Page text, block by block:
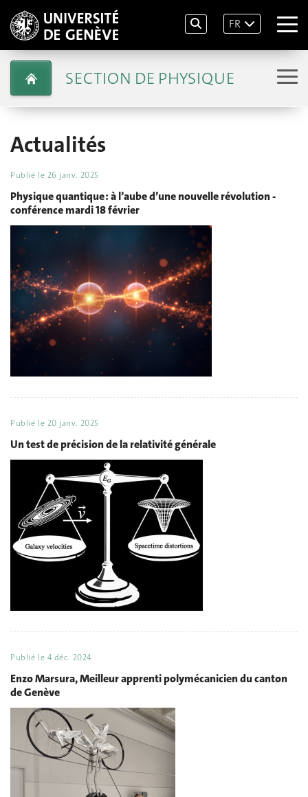
FR
SECTION DE PHYSIQUE
Actualités
Publié le 26 janv. 2025
Physique quantique : à l’aube d’une nouvelle révolution -
conférence mardi 18 février
Publié le 20 janv. 2025
Un test de précision de la relativité générale
Publié le 4 déc. 2024
Enzo Marsura, Meilleur apprenti polymécanicien du canton
de Genève